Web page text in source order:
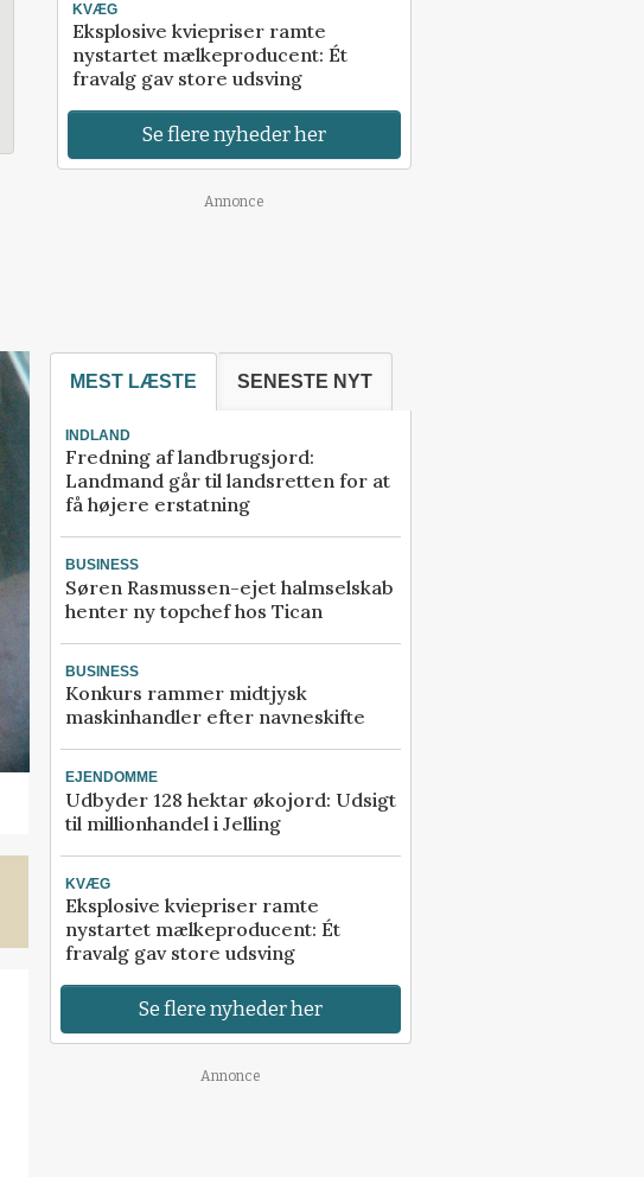
KVÆG
Eksplosive kviepriser ramte
nystartet mælkeproducent: Ét
fravalg gav store udsving
Se flere nyheder her
Annonce
MEST LÆSTE SENESTE NYT
INDLAND
Fredning af landbrugsjord:
Landmand går til landsretten for at
få højere erstatning
BUSINESS
Søren Rasmussen-ejet halmselskab
henter ny topchef hos Tican
BUSINESS
Konkurs rammer midtjysk
maskinhandler efter navneskifte
EJENDOMME
Udbyder 128 hektar økojord: Udsigt
til millionhandel i Jelling
KVÆG
Eksplosive kviepriser ramte
nystartet mælkeproducent: Ét
fravalg gav store udsving
Se flere nyheder her
Annonce